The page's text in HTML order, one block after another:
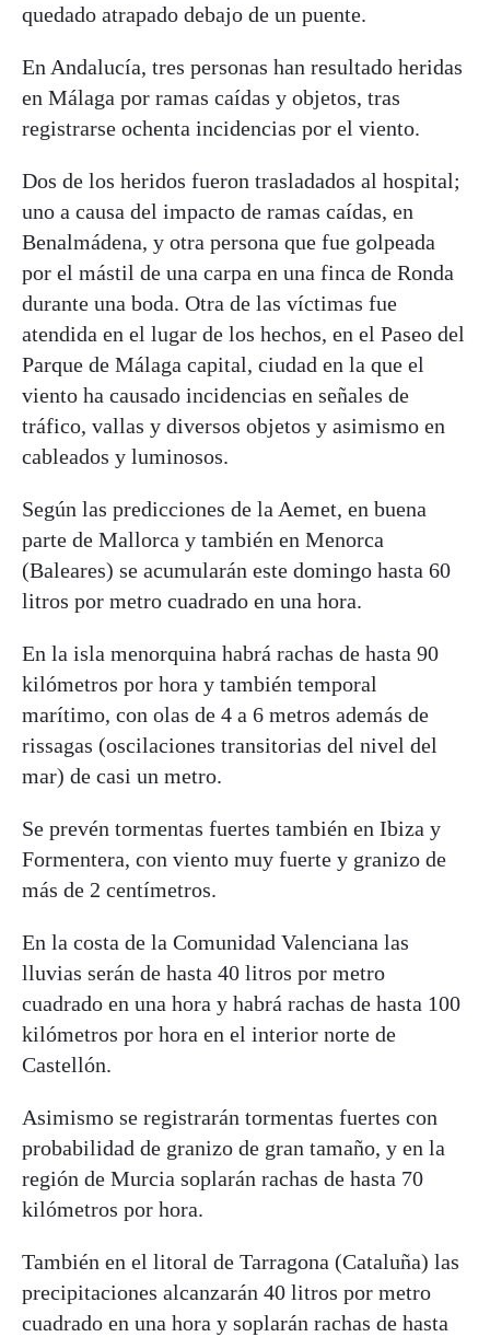
quedado atrapado debajo de un puente.
En Andalucía, tres personas han resultado heridas
en Málaga por ramas caídas y objetos, tras
registrarse ochenta incidencias por el viento.
Dos de los heridos fueron trasladados al hospital;
uno a causa del impacto de ramas caídas, en
Benalmádena, y otra persona que fue golpeada
por el mástil de una carpa en una finca de Ronda
durante una boda. Otra de las víctimas fue
atendida en el lugar de los hechos, en el Paseo del
Parque de Málaga capital, ciudad en la que el
viento ha causado incidencias en señales de
tráfico, vallas y diversos objetos y asimismo en
cableados y luminosos.
Según las predicciones de la Aemet, en buena
parte de Mallorca y también en Menorca
(Baleares) se acumularán este domingo hasta 60
litros por metro cuadrado en una hora.
En la isla menorquina habrá rachas de hasta 90
kilómetros por hora y también temporal
marítimo, con olas de 4 a 6 metros además de
rissagas (oscilaciones transitorias del nivel del
mar) de casi un metro.
Se prevén tormentas fuertes también en Ibiza y
Formentera, con viento muy fuerte y granizo de
más de 2 centímetros.
En la costa de la Comunidad Valenciana las
lluvias serán de hasta 40 litros por metro
cuadrado en una hora y habrá rachas de hasta 100
kilómetros por hora en el interior norte de
Castellón.
Asimismo se registrarán tormentas fuertes con
probabilidad de granizo de gran tamaño, y en la
región de Murcia soplarán rachas de hasta 70
kilómetros por hora.
También en el litoral de Tarragona (Cataluña) las
precipitaciones alcanzarán 40 litros por metro
cuadrado en una hora y soplarán rachas de hasta